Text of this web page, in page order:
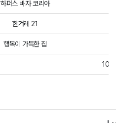
하퍼스 바자 코리아
한겨레 21
행복이 가득한 집
109